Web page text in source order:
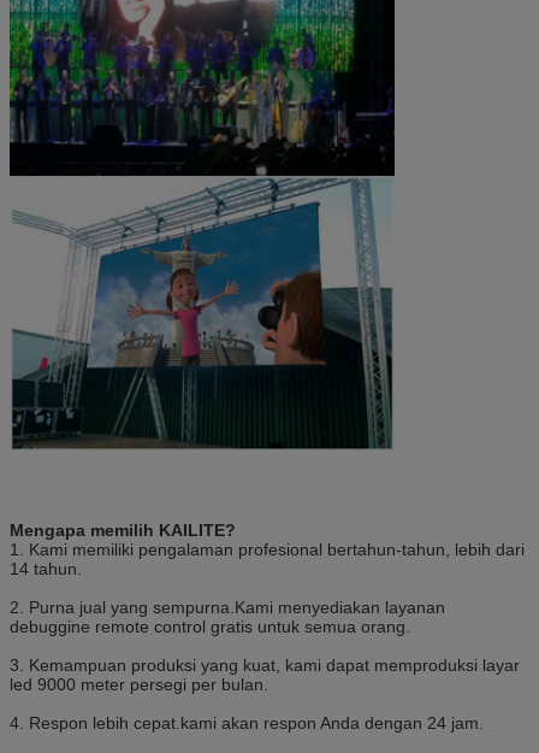
Mengapa memilih KAILITE?
1. Kami memiliki pengalaman profesional bertahun-tahun, lebih dari
14 tahun.
2. Purna jual yang sempurna.Kami menyediakan layanan
debuggine remote control gratis untuk semua orang.
3. Kemampuan produksi yang kuat, kami dapat memproduksi layar
led 9000 meter persegi per bulan.
4. Respon lebih cepat.kami akan respon Anda dengan 24 jam.